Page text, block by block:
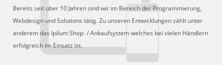
Bereits seit über 10 Jahren sind wir im Bereich der Programmierung,
Webdesign und Solutions tätig. Zu unseren Entwicklungen zählt unter
anderem das Ipilum Shop- / Ankaufsystem welches bei vielen Händlern
erfolgreich im Einsatz ist.